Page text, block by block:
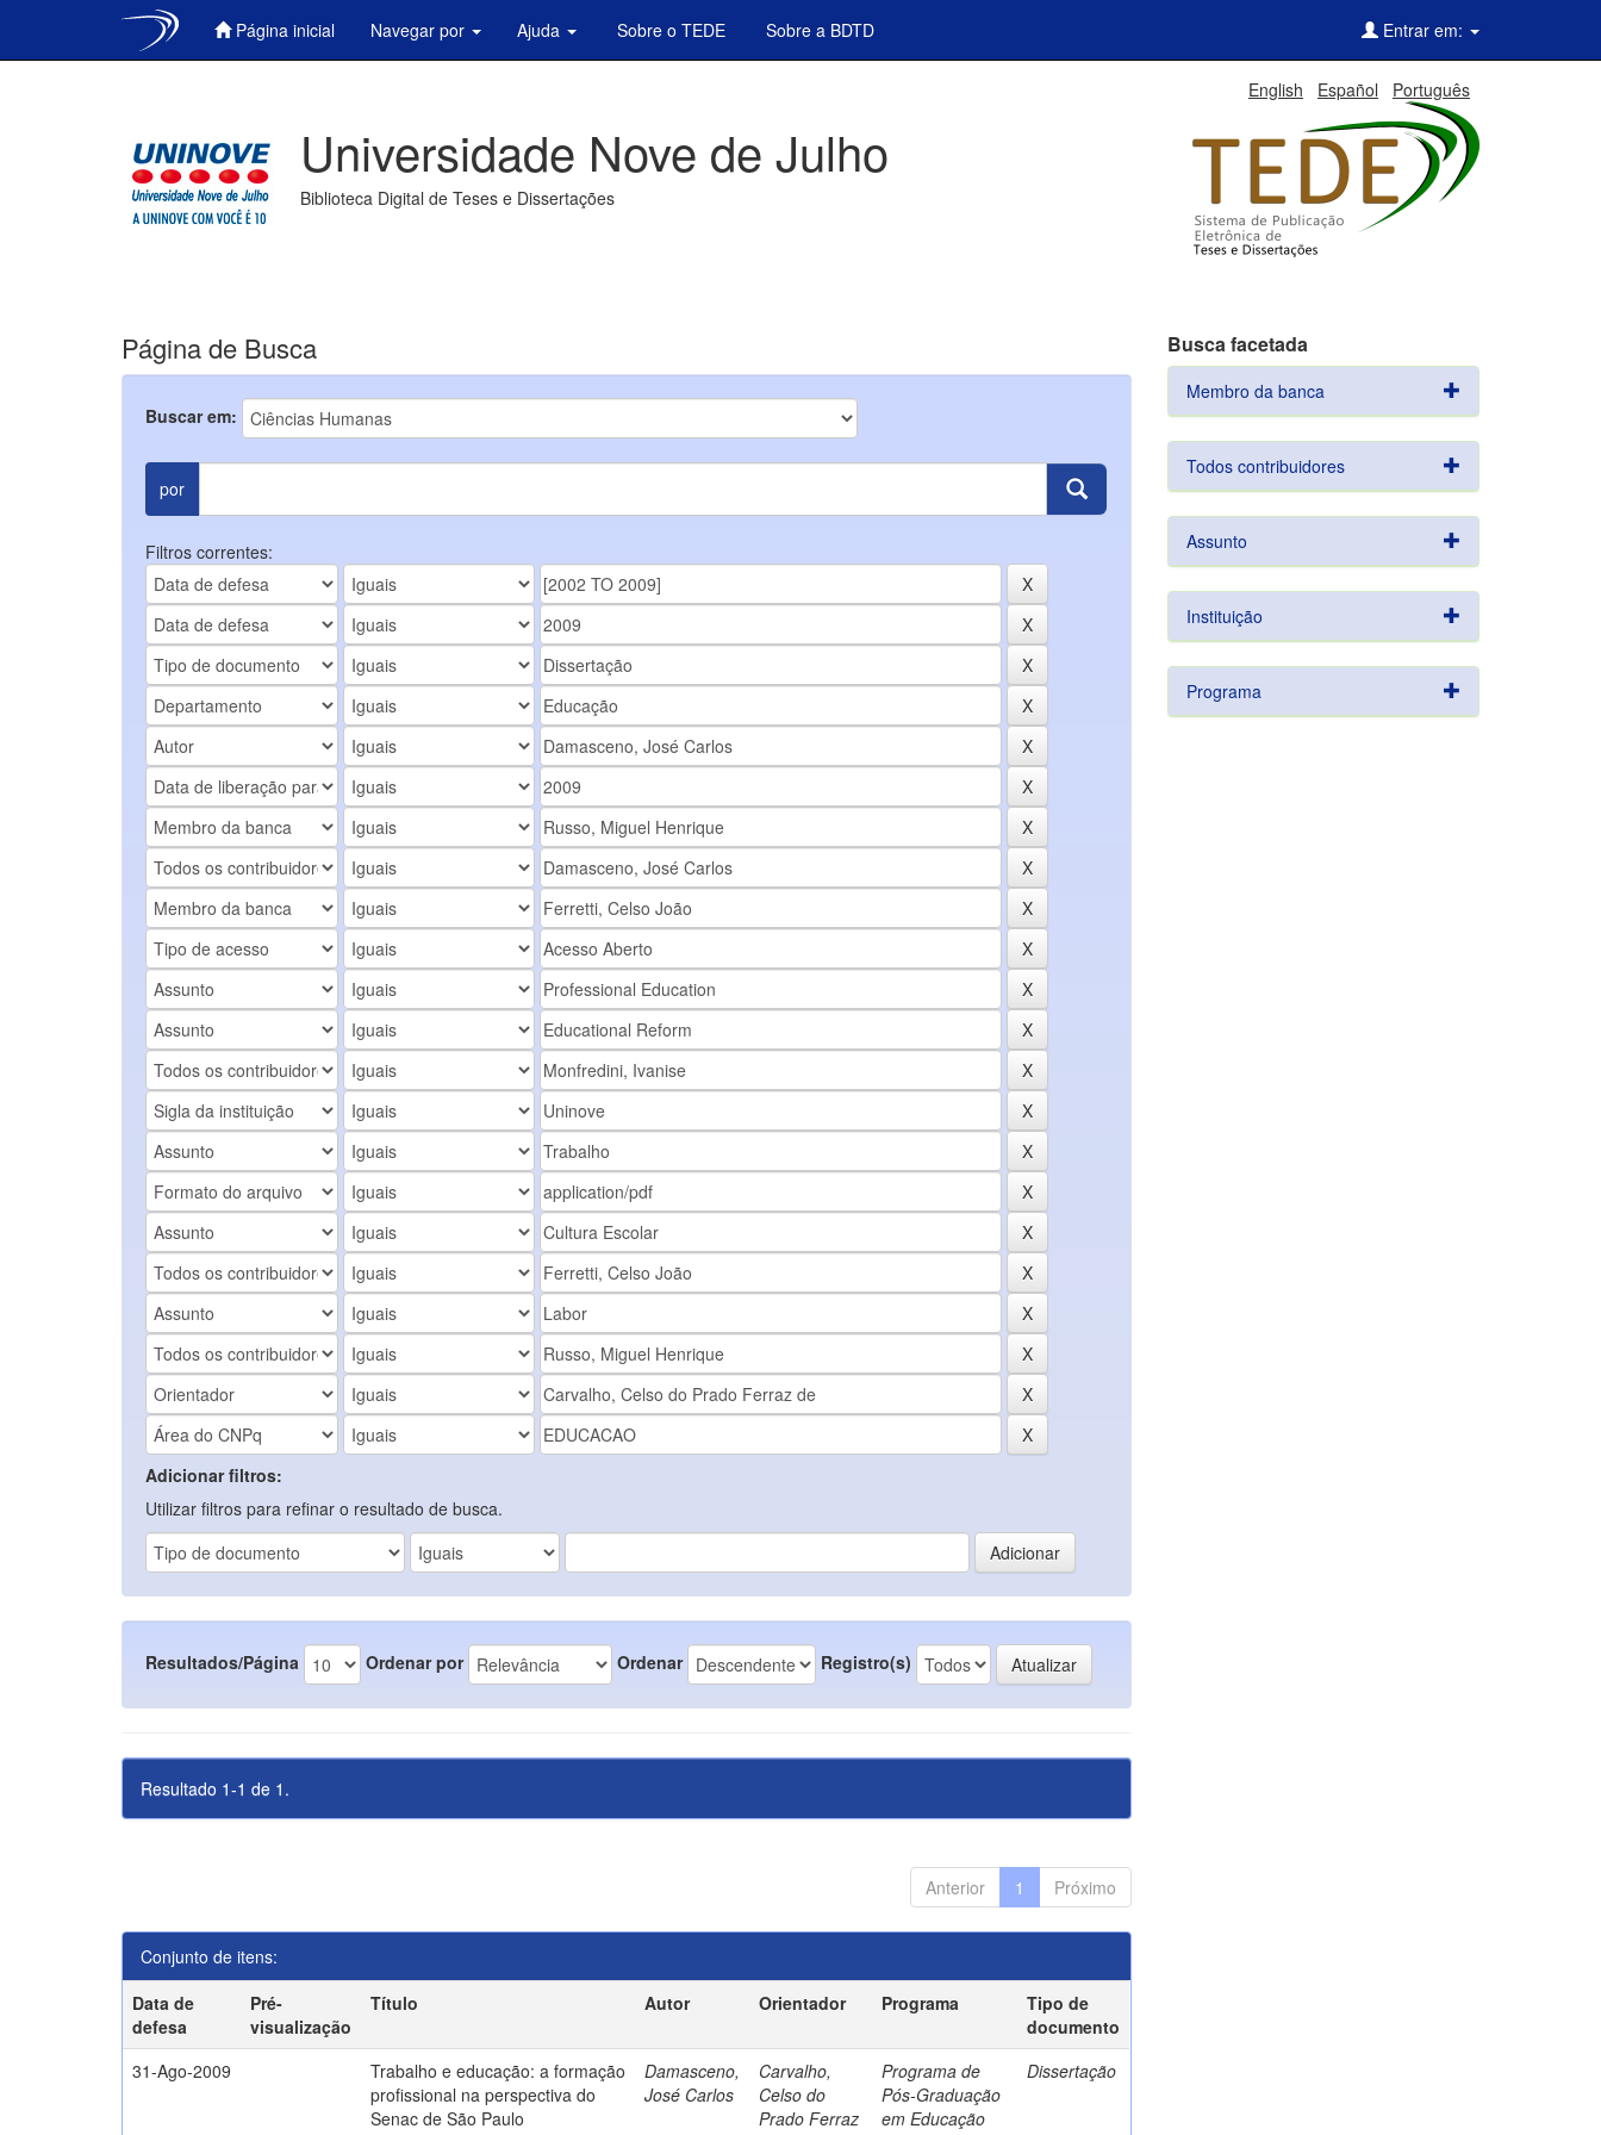
Página inicial Navegar por Ajuda Sobre o TEDE Sobre a BDTD Entrar em:
English Español Português
Universidade Nove de Julho
Biblioteca Digital de Teses e Dissertações
Página de Busca
Buscar em:
por
Filtros correntes:
Adicionar filtros:
Utilizar filtros para refinar o resultado de busca.
Resultados/Página Ordenar por Ordenar Registro(s)
Resultado 1-1 de 1.
Anterior 1 Próximo
Conjunto de itens:
Data de
defesa
Pré-
visualização
Título Autor Orientador Programa
Tipo de
documento
31-Ago-2009
Trabalho e educação: a formação
profissional na perspectiva do
Senac de São Paulo
Damasceno,
José Carlos
Carvalho,
Celso do
Prado Ferraz
Programa de
Pós-Graduação
em Educação
Dissertação
Busca facetada
Membro da banca
Todos contribuidores
Assunto
Instituição
Programa